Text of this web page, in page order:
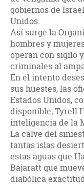
gobiernos de
Unidos.
Así surge la
hombres y
operan con sigilo
criminales al
En el intento
sus huestes, las
Estados Unidos,
disponible; Tyrell
inteligencia de la
La calve del
tantas islas
estas aguas que
Bajaratt que
diabólica